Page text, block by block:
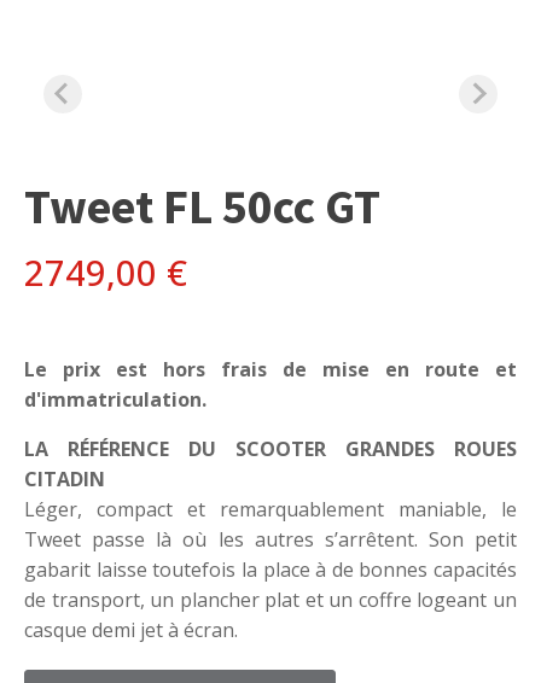
Tweet FL 50cc GT
2749,00 €
Le prix est hors frais de mise en route et
d'immatriculation.
LA RÉFÉRENCE DU SCOOTER GRANDES ROUES
CITADIN
Léger, compact et remarquablement maniable, le
Tweet passe là où les autres s’arrêtent. Son petit
gabarit laisse toutefois la place à de bonnes capacités
de transport, un plancher plat et un coffre logeant un
casque demi jet à écran.